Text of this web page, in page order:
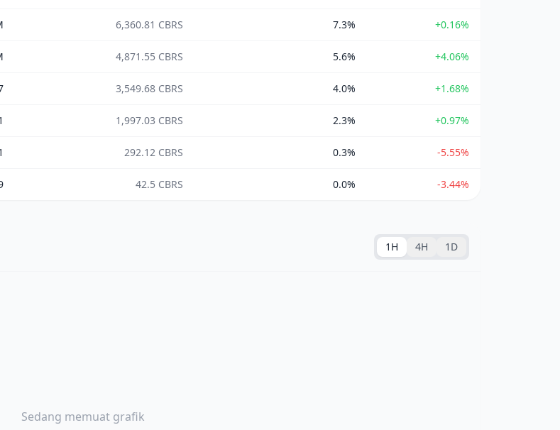
6,360.81 CBRS 7.3% +0.16%
4,871.55 CBRS 5.6% +4.06%
3,549.68 CBRS 4.0% +1.68%
1,997.03 CBRS 2.3% +0.97%
292.12 CBRS 0.3% -5.55%
42.5 CBRS 0.0% -3.44%
1H 4H 1D
Sedang memuat grafik